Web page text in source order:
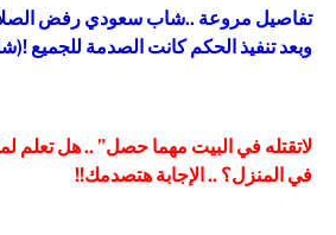
تفاصيل مروعة ..شاب سعودي رفض
وبعد تنفيذ الحكم كانت الصدمة للجميع
لاتقتله في البيت مهما حصل” .. هل تعلم
في المنزل؟ .. الإجابة هتصدمك!!